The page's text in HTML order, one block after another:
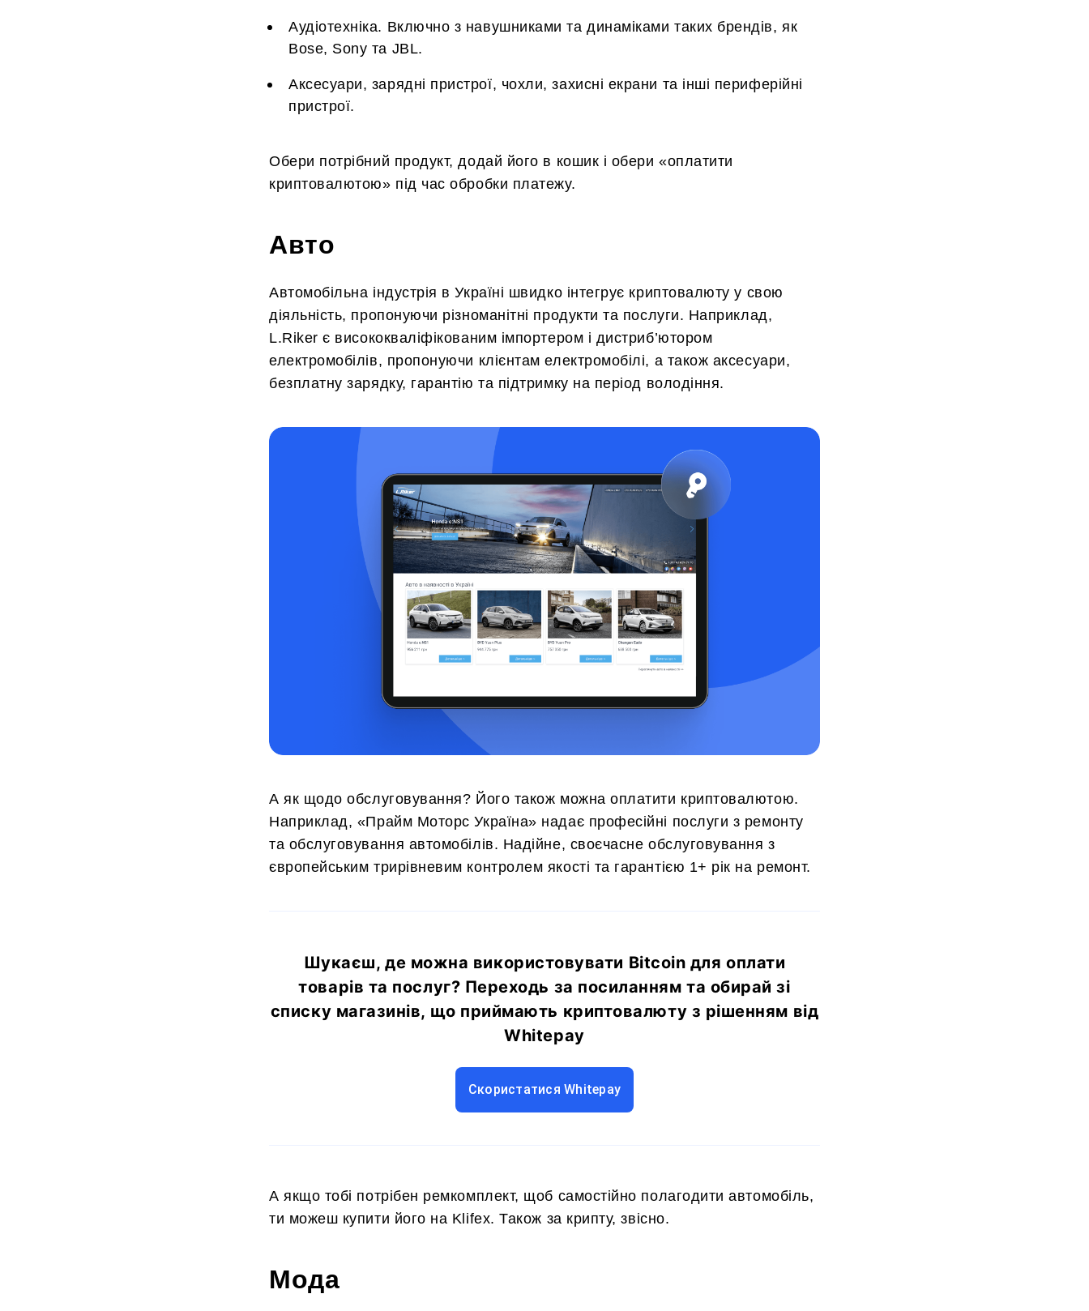
Аудіотехніка. Включно з навушниками та динаміками таких брендів, як
Bose, Sony та JBL.
Аксесуари, зарядні пристрої, чохли, захисні екрани та інші периферійні
пристрої.
Обери потрібний продукт, додай його в кошик і обери «оплатити
криптовалютою» під час обробки платежу.
Авто
Автомобільна індустрія в Україні швидко інтегрує криптовалюту у свою
діяльність, пропонуючи різноманітні продукти та послуги. Наприклад,
L.Riker є висококваліфікованим імпортером і дистриб’ютором
електромобілів, пропонуючи клієнтам електромобілі, а також аксесуари,
безплатну зарядку, гарантію та підтримку на період володіння.
А як щодо обслуговування? Його також можна оплатити криптовалютою.
Наприклад, «Прайм Моторс Україна» надає професійні послуги з ремонту
та обслуговування автомобілів. Надійне, своєчасне обслуговування з
європейським трирівневим контролем якості та гарантією 1+ рік на ремонт.
Шукаєш, де можна використовувати Bitcoin для оплати
товарів та послуг? Переходь за посиланням та обирай зі
списку магазинів, що приймають криптовалюту з рішенням від
Whitepay
Скористатися Whitepay
А якщо тобі потрібен ремкомплект, щоб самостійно полагодити автомобіль,
ти можеш купити його на Klifex. Також за крипту, звісно.
Мода